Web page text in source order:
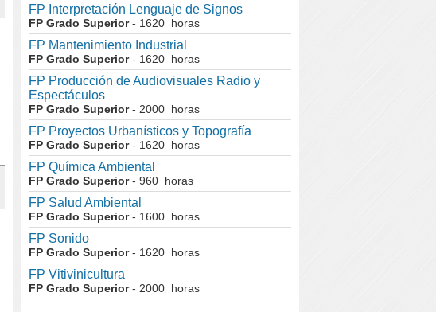
FP Interpretación Lenguaje de Signos
FP Grado Superior- 1620 horas
FP Mantenimiento Industrial
FP Grado Superior- 1620 horas
FP Producción de Audiovisuales Radio y
Espectáculos
FP Grado Superior- 2000 horas
FP Proyectos Urbanísticos y Topografía
FP Grado Superior- 1620 horas
FP Química Ambiental
FP Grado Superior- 960 horas
FP Salud Ambiental
FP Grado Superior- 1600 horas
FP Sonido
FP Grado Superior- 1620 horas
FP Vitivinicultura
FP Grado Superior- 2000 horas